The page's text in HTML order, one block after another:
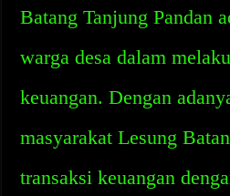
Batang Tanjung Pandan
warga desa dalam
keuangan. Dengan
masyarakat Lesung
transaksi keuangan